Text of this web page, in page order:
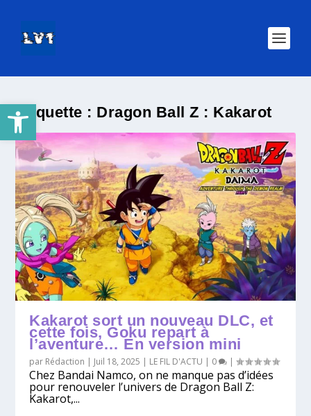
Ouvrir la barre d’outilsÉtiquette : Dragon Ball Z : Kakarot
Kakarot sort un nouveau DLC, et
cette fois, Goku repart à
l’aventure… En version mini
par Rédaction | Juil 18, 2025 | LE FIL D'ACTU | 0 |
Chez Bandai Namco, on ne manque pas d’idées
pour renouveler l’univers de Dragon Ball Z:
Kakarot,...